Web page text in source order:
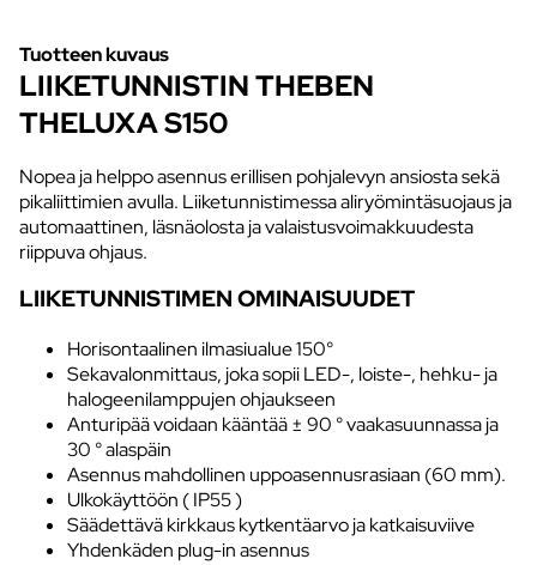
Tuotteen kuvaus
LIIKETUNNISTIN THEBEN
THELUXA S150
Nopea ja helppo asennus erillisen pohjalevyn ansiosta sekä
pikaliittimien avulla. Liiketunnistimessa aliryömintäsuojaus ja
automaattinen, läsnäolosta ja valaistusvoimakkuudesta
riippuva ohjaus.
LIIKETUNNISTIMEN OMINAISUUDET
Horisontaalinen ilmasiualue 150°
Sekavalonmittaus, joka sopii LED-, loiste-, hehku- ja
halogeenilamppujen ohjaukseen
Anturipää voidaan kääntää ± 90 ° vaakasuunnassa ja
30 ° alaspäin
Asennus mahdollinen uppoasennusrasiaan (60 mm).
Ulkokäyttöön ( IP55 )
Säädettävä kirkkaus kytkentäarvo ja katkaisuviive
Yhdenkäden plug-in asennus